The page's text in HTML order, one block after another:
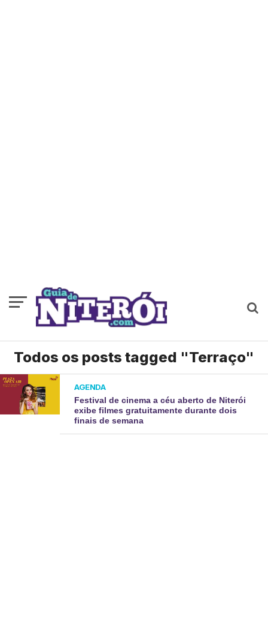
Todos os posts tagged "Terraço"
AGENDA
Festival de cinema a céu aberto de Niterói
exibe filmes gratuitamente durante dois
finais de semana